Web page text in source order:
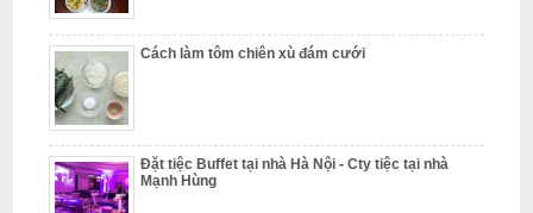
Cách làm tôm chiên xù đám cưới
Đặt tiệc Buffet tại nhà Hà Nội - Cty tiệc tại nhà
Mạnh Hùng